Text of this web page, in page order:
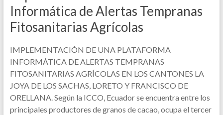
Informática de Alertas Tempranas
Fitosanitarias Agrícolas
IMPLEMENTACIÓN DE UNA PLATAFORMA
INFORMÁTICA DE ALERTAS TEMPRANAS
FITOSANITARIAS AGRÍCOLAS EN LOS CANTONES LA
JOYA DE LOS SACHAS, LORETO Y FRANCISCO DE
ORELLANA. Según la ICCO, Ecuador se encuentra entre los
principales productores de granos de cacao, ocupa el tercer